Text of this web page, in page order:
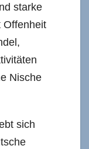
starke
Offenheit
Nische
sich